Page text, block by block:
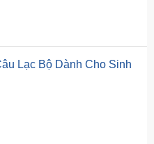
Lạc Bộ Dành Cho Sinh